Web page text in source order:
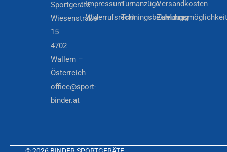
Sportgeräte
Wiesenstraße
15
4702
Wallern –
Österreich
office@sport-
binder.at
Impressum
Widerrufsrecht
Turnanzüge
Trainingsbekleidung
Versandkosten